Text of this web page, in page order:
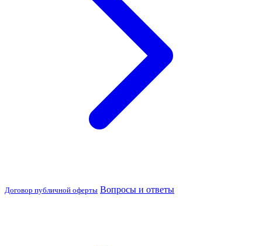
Договор публичной оферты Вопросы и ответы